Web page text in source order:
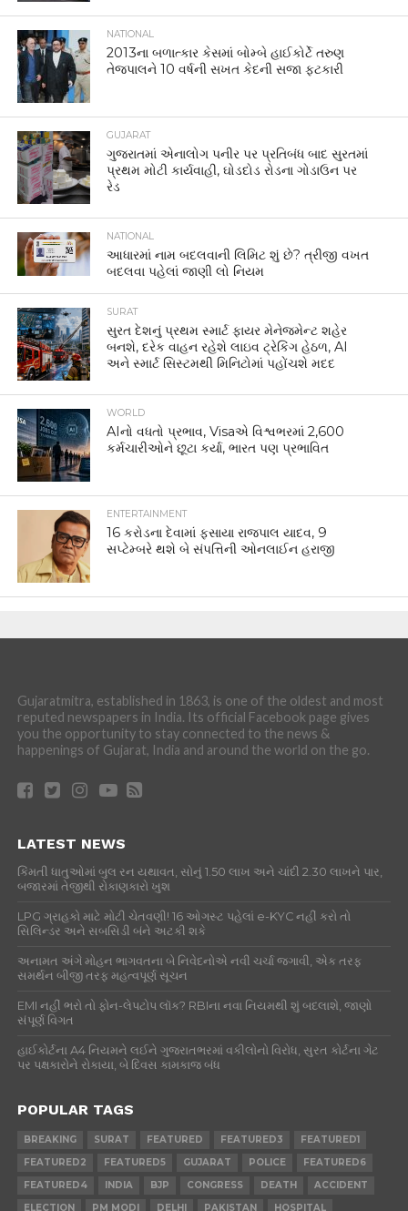
NATIONAL
2013ના બળાત્કાર કેસમાં બોમ્બે હાઈકોર્ટે તરુણ
તેજપાલને 10 વર્ષની સખત કેદની સજા ફટકારી
GUJARAT
ગુજરાતમાં એનાલોગ પનીર પર પ્રતિબંધ બાદ સુરતમાં
પ્રથમ મોટી કાર્યવાહી, ઘોડદોડ રોડના ગોડાઉન પર
રેડ
NATIONAL
આધારમાં નામ બદલવાની લિમિટ શું છે? ત્રીજી વખત
બદલવા પહેલાં જાણી લો નિયમ
SURAT
સુરત દેશનું પ્રથમ સ્માર્ટ ફાયર મેનેજમેન્ટ શહેર
બનશે, દરેક વાહન રહેશે લાઇવ ટ્રેકિંગ હેઠળ, AI
અને સ્માર્ટ સિસ્ટમથી મિનિટોમાં પહોંચશે મદદ
WORLD
AIનો વધતો પ્રભાવ, Visaએ વિશ્વભરમાં 2,600
કર્મચારીઓને છૂટા કર્યા, ભારત પણ પ્રભાવિત
ENTERTAINMENT
16 કરોડના દેવામાં ફસાયા રાજપાલ યાદવ, 9
સપ્ટેમ્બરે થશે બે સંપત્તિની ઓનલાઈન હરાજી
Gujaratmitra, established in 1863, is one of the oldest and most
reputed newspapers in India. Its official Facebook page gives
you the opportunity to stay connected to the news &
happenings of Gujarat, India and around the world on the go.
LATEST NEWS
કિંમતી ધાતુઓમાં બુલ રન યથાવત, સોનું 1.50 લાખ અને ચાંદી 2.30 લાખને પાર,
બજારમાં તેજીથી રોકાણકારો ખુશ
LPG ગ્રાહકો માટે મોટી ચેતવણી! 16 ઓગસ્ટ પહેલાં e-KYC નહીં કરો તો
સિલિન્ડર અને સબસિડી બંને અટકી શકે
અનામત અંગે મોહન ભાગવતના બે નિવેદનોએ નવી ચર્ચા જગાવી, એક તરફ
સમર્થન બીજી તરફ મહત્વપૂર્ણ સૂચન
EMI નહીં ભરો તો ફોન-લેપટોપ લૉક? RBIના નવા નિયમથી શું બદલાશે, જાણો
સંપૂર્ણ વિગત
હાઈકોર્ટના A4 નિયમને લઈને ગુજરાતભરમાં વકીલોનો વિરોધ, સુરત કોર્ટના ગેટ
પર પક્ષકારોને રોકાયા, બે દિવસ કામકાજ બંધ
POPULAR TAGS
BREAKING SURAT FEATURED FEATURED3
FEATURED1
FEATURED2
FEATURED5 GUJARAT POLICE
FEATURED6
FEATURED4
INDIA BJP CONGRESS DEATH
ACCIDENT
ELECTION
PM MODI DELHI PAKISTAN HOSPITAL